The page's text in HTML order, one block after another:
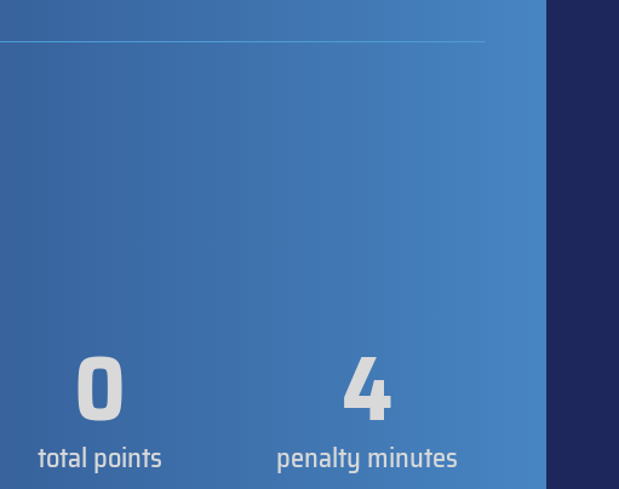
0
total points 4
penalty minutes